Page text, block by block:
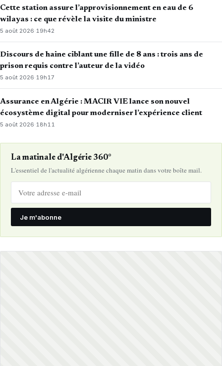
Cette station assure l’approvisionnement en eau de 6
wilayas : ce que révèle la visite du ministre
5 août 2026· 19h42
Discours de haine ciblant une fille de 8 ans : trois ans de
prison requis contre l’auteur de la vidéo
5 août 2026·19h17
Assurance en Algérie : MACIR VIE lance son nouvel
écosystème digital pour moderniser l’expérience client
5 août 2026· 18h11
La matinale d'Algérie 360°
L'essentiel de l'actualité algérienne chaque matin dans votre boîte mail.
Je m'abonne